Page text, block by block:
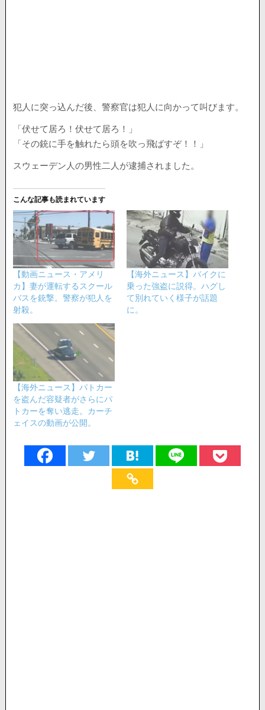
犯人に突っ込んだ後、警察官は犯人に向かって叫びます。
「伏せて居ろ！伏せて居ろ！」
「その銃に手を触れたら頭を吹っ飛ばすぞ！！」
スウェーデン人の男性二人が逮捕されました。
こんな記事も読まれています
【動画ニュース・アメリ
カ】妻が運転するスクール
バスを銃撃。警察が犯人を
射殺。
【海外ニュース】バイクに
乗った強盗に説得。ハグし
て別れていく様子が話題
に。
【海外ニュース】パトカー
を盗んだ容疑者がさらにパ
トカーを奪い逃走。カーチ
ェイスの動画が公開。